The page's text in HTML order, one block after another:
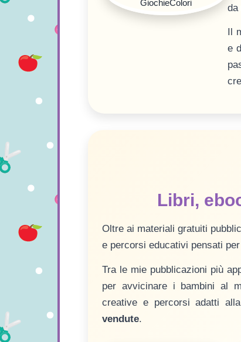
da
Il
e
Libri,
Oltre ai materiali gratuiti
e percorsi educativi pensati
Tra le mie pubblicazioni più
per avvicinare i bambini al
creative e percorsi adatti
vendute.